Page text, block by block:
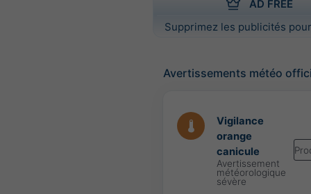
AD FREE
Supprimez les publicités
Avertissements météo
Vigilance
orange
canicule
Avertissement
météorologique
sévère